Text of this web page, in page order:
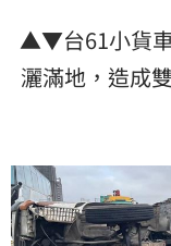
▲▼台61小貨車
灑滿地，造成